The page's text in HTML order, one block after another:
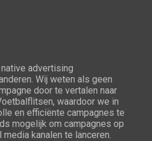
advertising
Wij weten als geen
door te vertalen naar
waardoor we in
en efficiënte campagnes te
mogelijk om campagnes op
kanalen te lanceren.